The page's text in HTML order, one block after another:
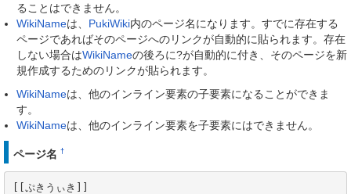
ることはできません。
WikiNameは、 PukiWiki内のページ名になります。すでに存在する
ページであればそのページへのリンクが自動的に貼られます。存在
しない場合はWikiNameの後ろに?が自動的に付き、そのページを新
規作成するためのリンクが貼られます。
WikiNameは、他のインライン要素の子要素になることができま
す。
WikiNameは、他のインライン要素を子要素にはできません。
ページ名 †
[[ぷきうぃき]]